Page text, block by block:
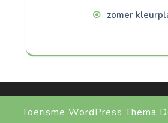
zomer
Toerisme WordPress Thema